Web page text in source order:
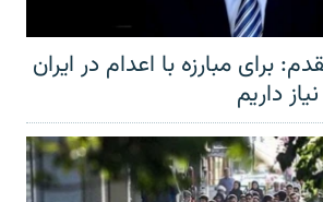
برای مبارزه با اعدام در ایران
داریم